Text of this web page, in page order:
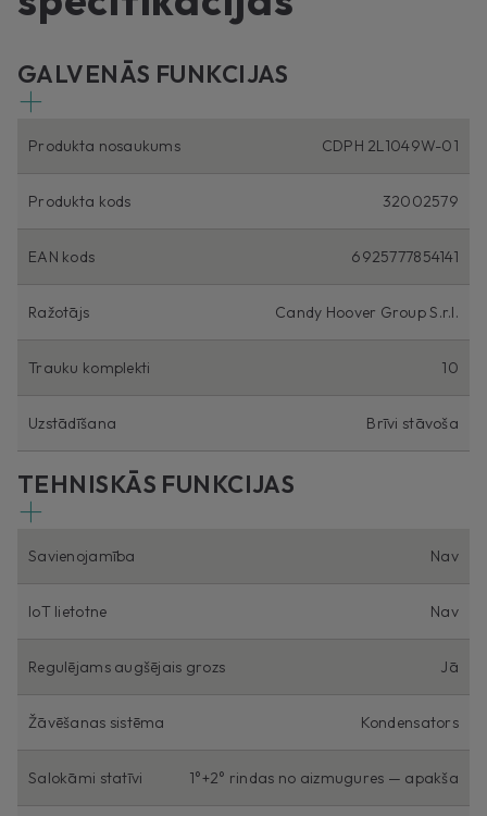
GALVENĀS FUNKCIJAS
Produkta nosaukums CDPH 2L1049W-01
Produkta kods 32002579
EAN kods 6925777854141
Ražotājs Candy Hoover Group S.r.l.
Trauku komplekti 10
Uzstādīšana Brīvi stāvoša
TEHNISKĀS FUNKCIJAS
Savienojamība Nav
IoT lietotne Nav
Regulējams augšējais grozs Jā
Žāvēšanas sistēma Kondensators
Salokāmi statīvi 1°+2° rindas no aizmugures — apakša